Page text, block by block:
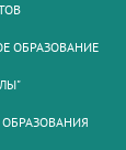
ОБРАЗОВАНИЕ